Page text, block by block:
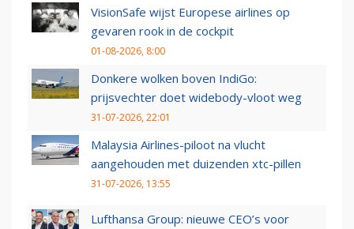
VisionSafe wijst Europese airlines op
gevaren rook in de cockpit
01-08-2026, 8:00
Donkere wolken boven IndiGo:
prijsvechter doet widebody-vloot weg
31-07-2026, 22:01
Malaysia Airlines-piloot na vlucht
aangehouden met duizenden xtc-pillen
31-07-2026, 13:55
Lufthansa Group: nieuwe CEO’s voor